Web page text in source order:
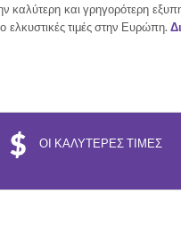
καλύτερη και γρηγορότερη
ελκυστικές τιμές στην Ευρώπη.
ΟΙ ΚΑΛΎΤΕΡΕΣ ΤΙΜΈΣ